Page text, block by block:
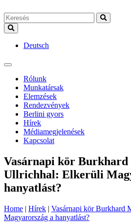
Deutsch
Rólunk
Munkatársak
Elemzések
Rendezvények
Berlini gyors
Hírek
Médiamegjelenések
Kapcsolat
Vasárnapi kör
Ullrichhal: Elkerüli
hanyatlást?
Home | Hírek | Vasárnapi kör Burkhard
Magyarország a hanyatlást?